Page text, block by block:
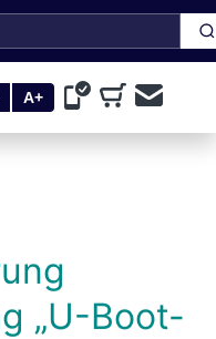
A+
„U-Boot-